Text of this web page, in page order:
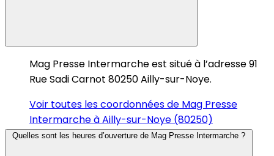
Mag Presse Intermarche est situé à l’adresse 91
Rue Sadi Carnot 80250 Ailly-sur-Noye.
Voir toutes les coordonnées de Mag Presse
Intermarche à Ailly-sur-Noye (80250)
Quelles sont les heures d’ouverture de Mag Presse Intermarche ?